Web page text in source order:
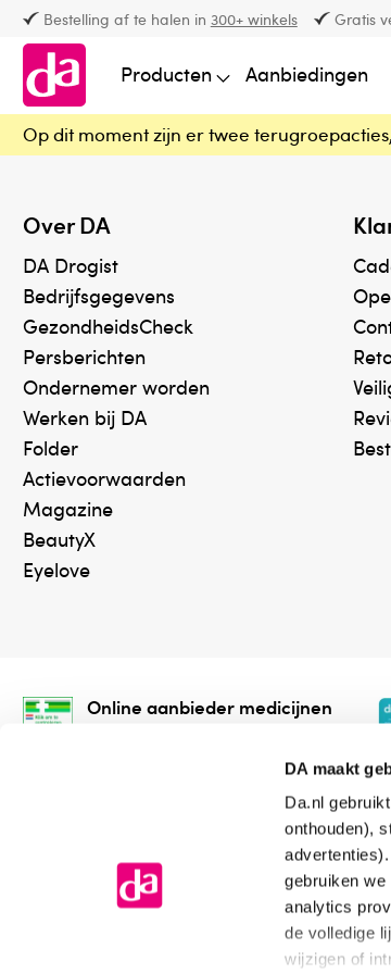
DA maakt
Da.nl
onthouden),
gebruiken
analytics
de volledige
wijzigen of
Bestelling af te halen in 300+ winkels Gratis
Producten Aanbiedingen
Op dit moment zijn er twee
Over DA
DA Drogist
Bedrijfsgegevens
GezondheidsCheck
Persberichten
Ondernemer worden
Werken bij DA
Folder
Actievoorwaarden
Magazine
BeautyX
Eyelove
Online aanbieder medicijnen
onze webshop mag verkopen.
Algemene voorwaarden